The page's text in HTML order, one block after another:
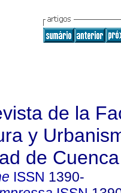
de la
y
de Cuenca
ISSN 1390-